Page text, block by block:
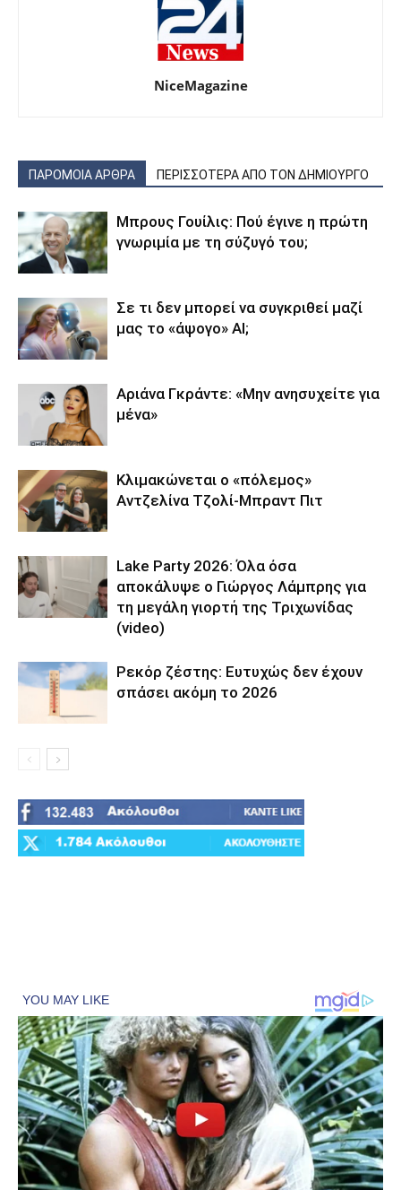
NiceMagazine
ΠΑΡΟΜΟΙΑ ΑΡΘΡΑ ΠΕΡΙΣΣΟΤΕΡΑ ΑΠΟ ΤΟΝ ΔΗΜΙΟΥΡΓΟ
Μπρους Γουίλις: Πού έγινε η πρώτη
γνωριμία με τη σύζυγό του;
Σε τι δεν μπορεί να συγκριθεί μαζί
μας το «άψογο» AI;
Αριάνα Γκράντε: «Μην ανησυχείτε για
μένα»
Κλιμακώνεται ο «πόλεμος»
Αντζελίνα Τζολί-Μπραντ Πιτ
Lake Party 2026: Όλα όσα
αποκάλυψε ο Γιώργος Λάμπρης για
τη μεγάλη γιορτή της Τριχωνίδας
(video)
Ρεκόρ ζέστης: Ευτυχώς δεν έχουν
σπάσει ακόμη το 2026